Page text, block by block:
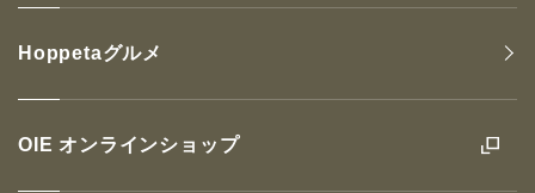
OIE オンラインショップ
Hoppetaグルメ